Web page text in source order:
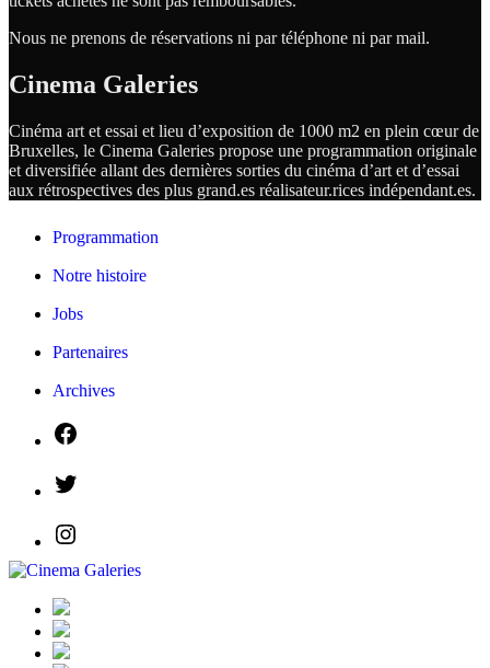
Nous ne prenons de réservations ni par téléphone ni par mail.
Cinema Galeries
Cinéma art et essai et lieu d’exposition de 1000 m2 en plein cœur de
Bruxelles, le Cinema Galeries propose une programmation originale
et diversifiée allant des dernières sorties du cinéma d’art et d’essai
aux rétrospectives des plus grand.es réalisateur.rices indépendant.es.
Programmation
Notre histoire
Jobs
Partenaires
Archives